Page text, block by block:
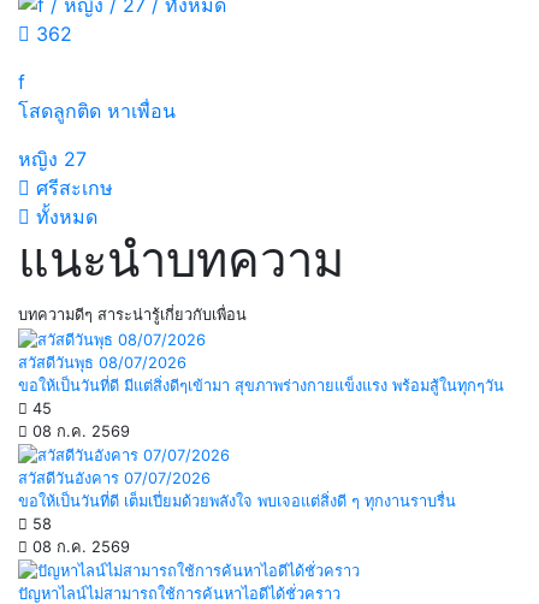
362
f
โสดลูกติด หาเพื่อน
หญิง 27
ศรีสะเกษ
ทั้งหมด
แนะนำบทความ
บทความดีๆ สาระน่ารู้เกี่ยวกับเพื่อน
สวัสดีวันพุธ 08/07/2026
ขอให้เป็นวันที่ดี มีแต่สิ่งดีๆเข้ามา สุขภาพร่างกายแข็งแรง พร้อมสู้ในทุกๆวัน
45
08 ก.ค. 2569
สวัสดีวันอังคาร 07/07/2026
ขอให้เป็นวันที่ดี เต็มเปี่ยมด้วยพลังใจ พบเจอแต่สิ่งดี ๆ ทุกงานราบรื่น
58
08 ก.ค. 2569
ปัญหาไลน์ไม่สามารถใช้การค้นหาไอดีได้ชั่วคราว